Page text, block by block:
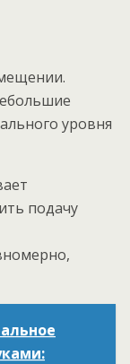
уровня
подачу